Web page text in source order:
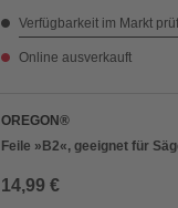
Verfügbarkeit im Markt
Online ausverkauft
OREGON®
Feile »B2«, geeignet für
14,99 €